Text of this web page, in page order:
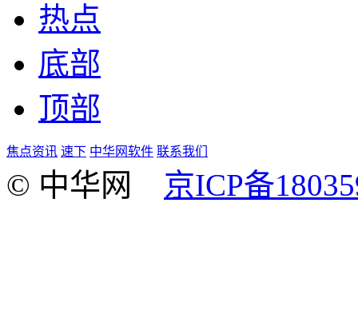
热点
底部
顶部
焦点资讯 速下 中华网软件 联系我们
© 中华网 京ICP备